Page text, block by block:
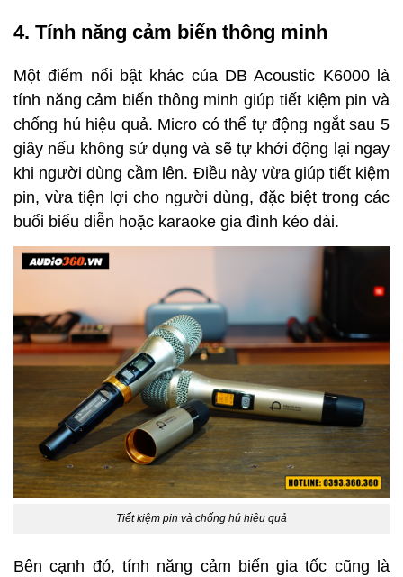
4. Tính năng cảm biến thông minh
Một điểm nổi bật khác của DB Acoustic K6000 là
tính năng cảm biến thông minh giúp tiết kiệm pin và
chống hú hiệu quả. Micro có thể tự động ngắt sau 5
giây nếu không sử dụng và sẽ tự khởi động lại ngay
khi người dùng cầm lên. Điều này vừa giúp tiết kiệm
pin, vừa tiện lợi cho người dùng, đặc biệt trong các
buổi biểu diễn hoặc karaoke gia đình kéo dài.
Tiết kiệm pin và chống hú hiệu quả
Bên cạnh đó, tính năng cảm biến gia tốc cũng là